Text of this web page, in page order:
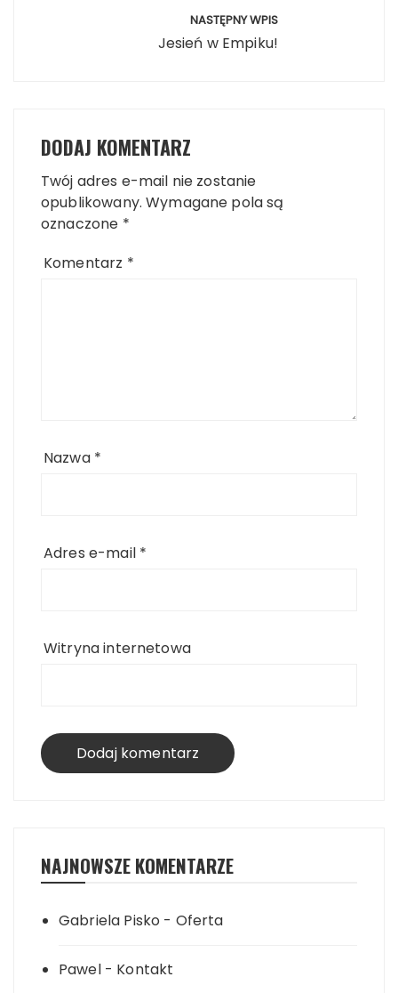
NASTĘPNY WPIS
Jesień w Empiku!
DODAJ KOMENTARZ
Twój adres e-mail nie zostanie
opublikowany. Wymagane pola są
oznaczone *
Komentarz *
Nazwa *
Adres e-mail *
Witryna internetowa
NAJNOWSZE KOMENTARZE
Gabriela Pisko - Oferta
Pawel- Kontakt